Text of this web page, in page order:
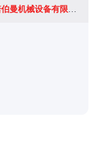
济宁诺伯曼机械设备有限公司